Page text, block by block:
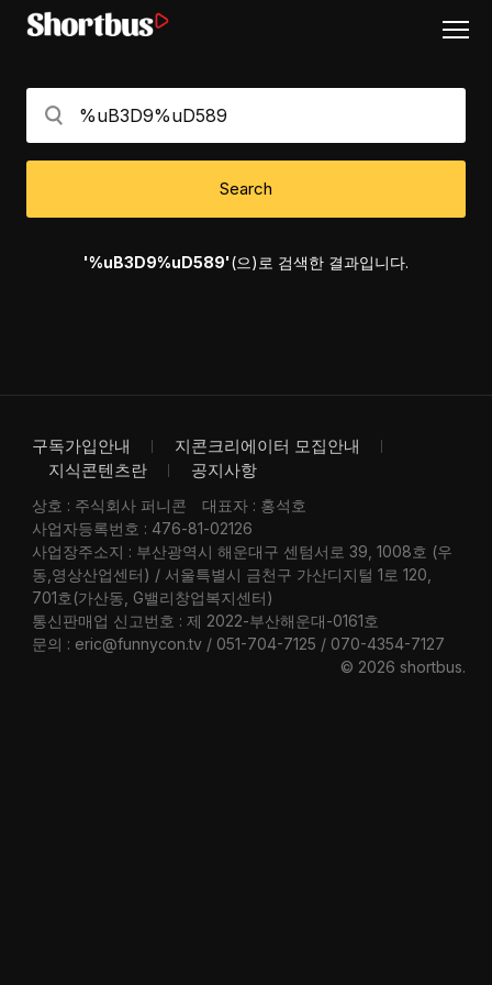
Search
'%uB3D9%uD589'(으)로 검색한 결과입니다.
구독가입안내
지콘크리에이터 모집안내
지식콘텐츠란
공지사항
상호 : 주식회사 퍼니콘
대표자 : 홍석호
사업자등록번호 : 476-81-02126
사업장주소지 : 부산광역시 해운대구 센텀서로 39, 1008호 (우
동,영상산업센터) / 서울특별시 금천구 가산디지털 1로 120,
701호(가산동, G밸리창업복지센터)
통신판매업 신고번호 : 제 2022-부산해운대-0161호
문의 : eric@funnycon.tv / 051-704-7125 / 070-4354-7127
© 2026 shortbus.